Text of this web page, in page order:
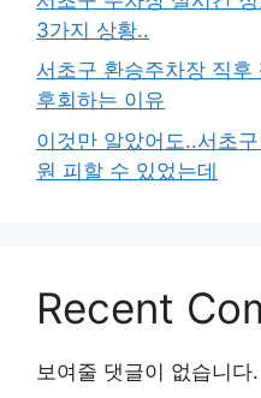
3가지 상황..
서초구 환승주차장 직
후회하는 이유
이것만 알았어도..서초
원 피할 수 있었는데
Recent
보여줄 댓글이 없습니다.